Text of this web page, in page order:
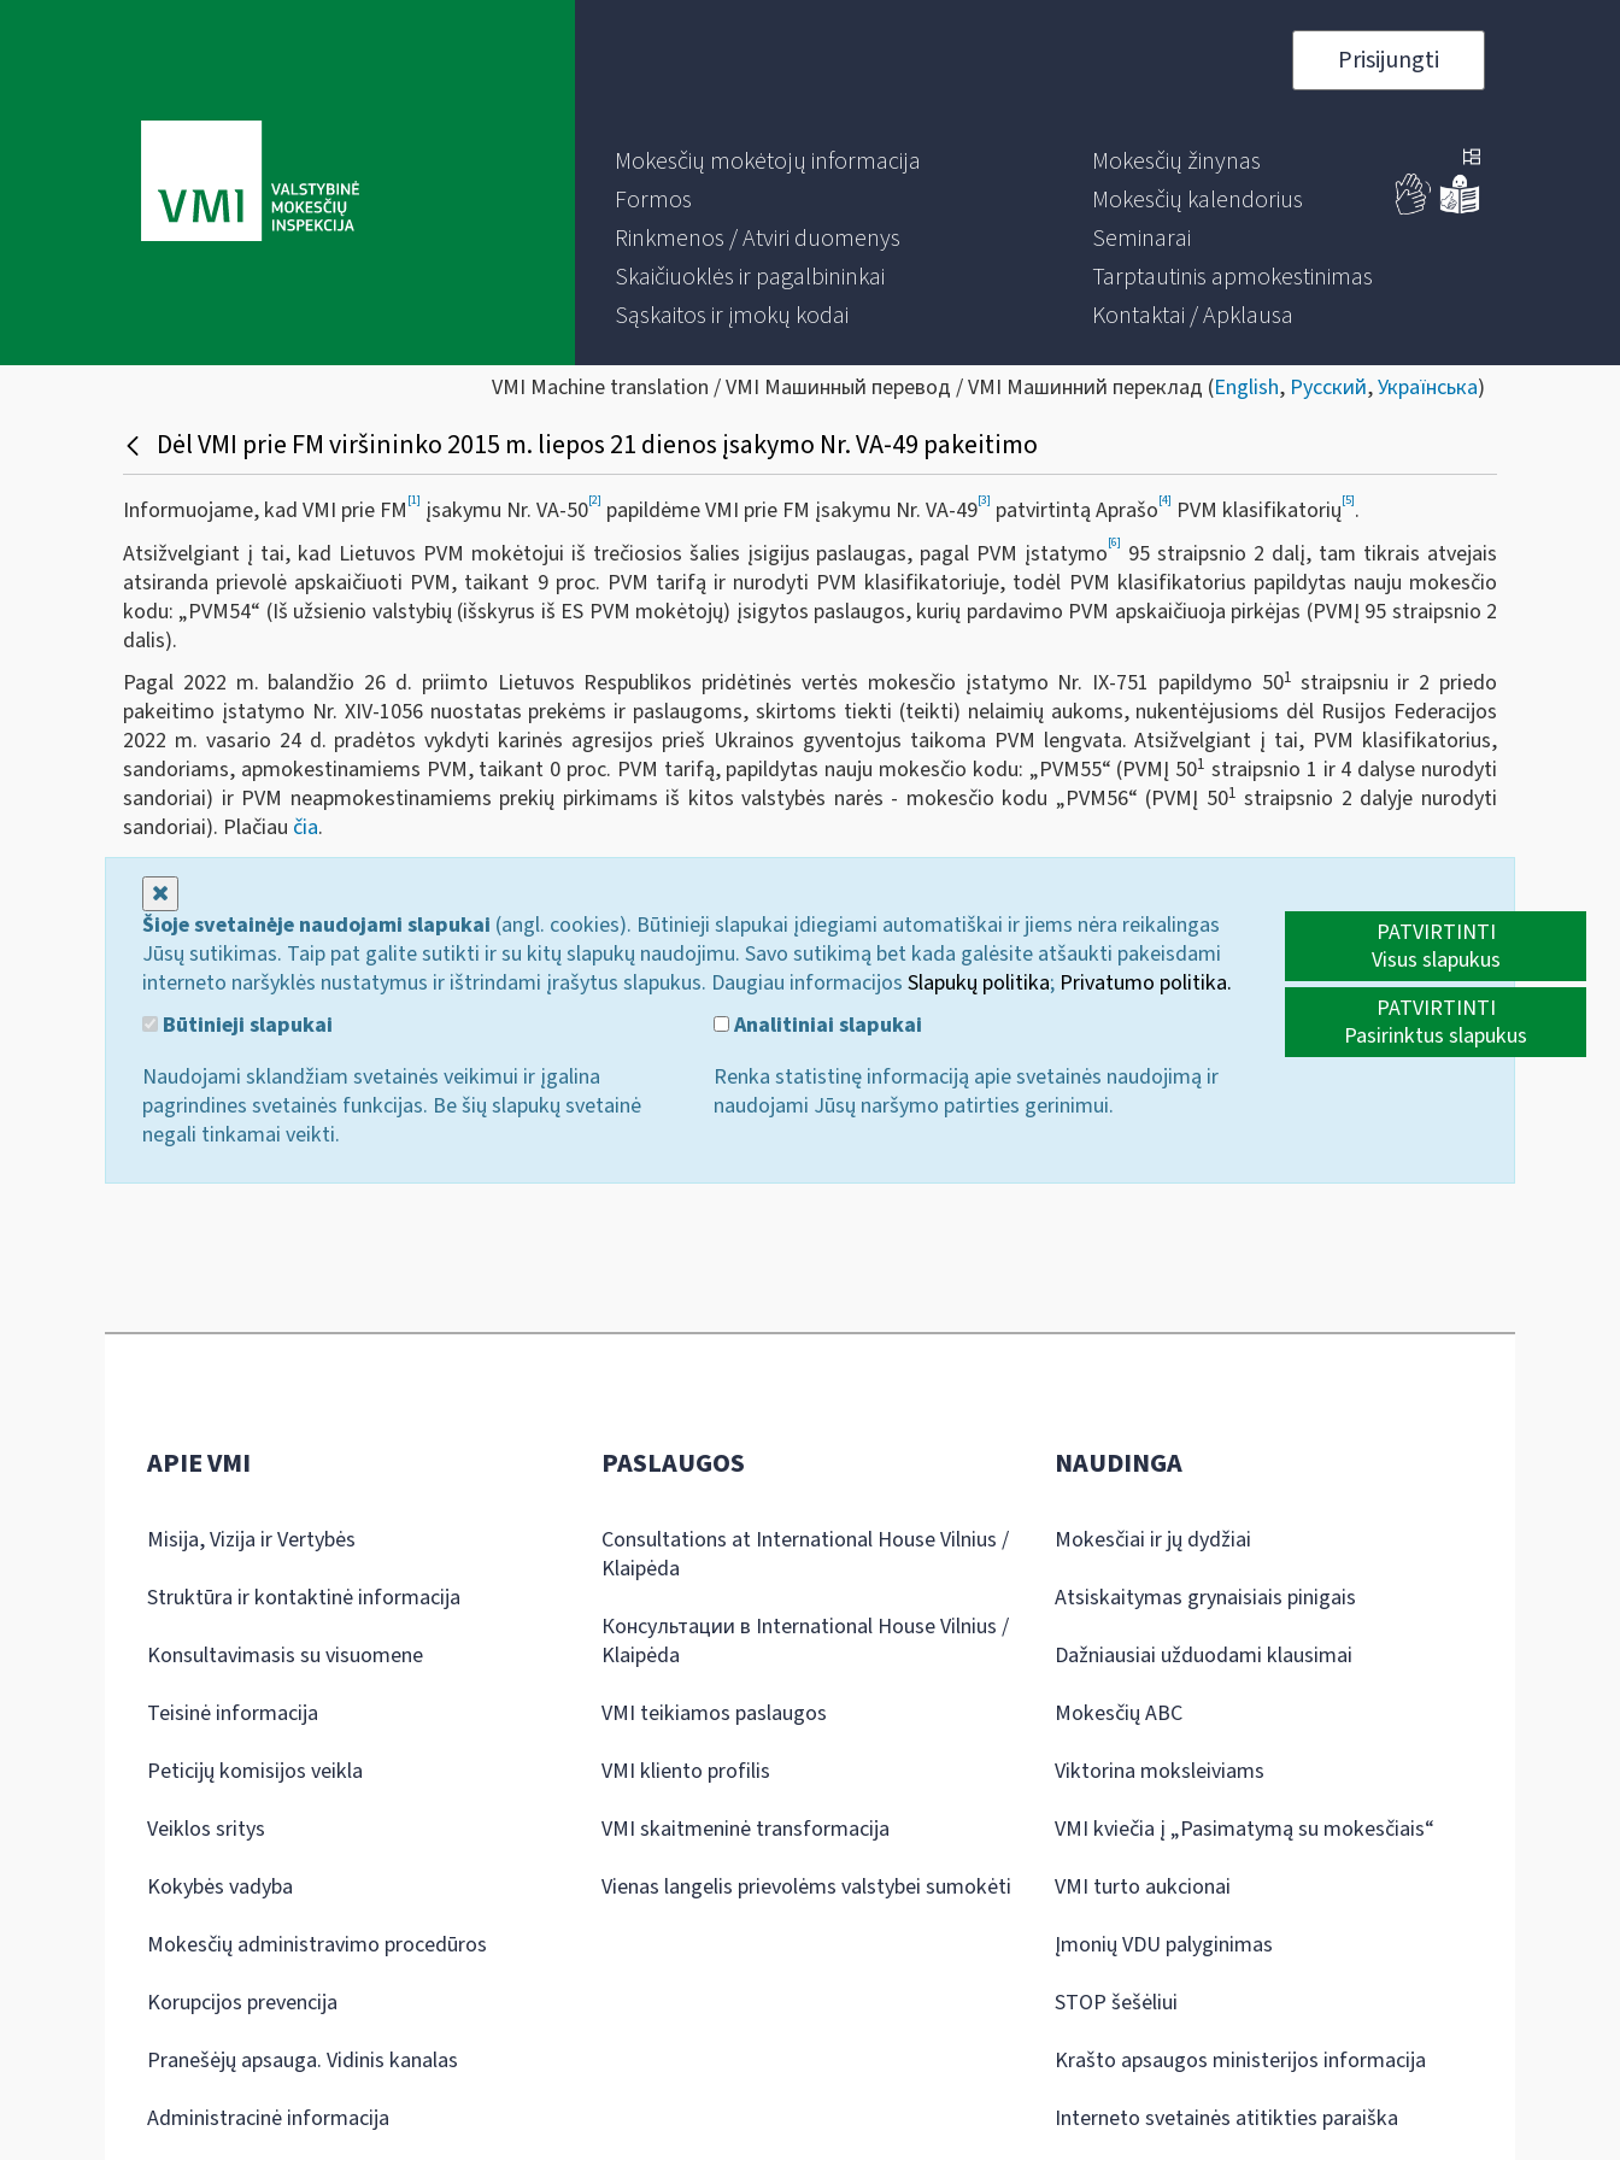
Prisijungti
Mokesčių mokėtojų informacija
Formos
Rinkmenos / Atviri duomenys
Skaičiuoklės ir pagalbininkai
Sąskaitos ir įmokų kodai
Mokesčių žinynas
Mokesčių kalendorius
Seminarai
Tarptautinis apmokestinimas
Kontaktai / Apklausa
VMI Machine translation / VMI Машинный перевод / VMI Машинний переклад (English, Русский,Українська)
Dėl VMI prie FM viršininko 2015 m. liepos 21 dienos įsakymo Nr. VA-49 pakeitimo
Informuojame, kad VMI prie FM [1] įsakymu Nr. VA-50[2] papildėme VMI prie FM įsakymu Nr. VA-49[3] patvirtintą Aprašo[4] PVM klasifikatorių[5].
Atsižvelgiant į tai, kad Lietuvos PVM mokėtojui iš trečiosios šalies įsigijus paslaugas, pagal PVM įstatymo[6] 95 straipsnio 2 dalį, tam tikrais atvejais
atsiranda prievolė apskaičiuoti PVM, taikant 9 proc. PVM tarifą ir nurodyti PVM klasifikatoriuje, todėl PVM klasifikatorius papildytas nauju mokesčio
kodu: „PVM54“ (Iš užsienio valstybių (išskyrus iš ES PVM mokėtojų) įsigytos paslaugos, kurių pardavimo PVM apskaičiuoja pirkėjas (PVMĮ 95 straipsnio 2
dalis).
Pagal 2022 m. balandžio 26 d. priimto Lietuvos Respublikos pridėtinės vertės mokesčio įstatymo Nr. IX-751 papildymo 501 straipsniu ir 2 priedo
pakeitimo įstatymo Nr. XIV-1056 nuostatas prekėms ir paslaugoms, skirtoms tiekti (teikti) nelaimių aukoms, nukentėjusioms dėl Rusijos Federacijos
2022 m. vasario 24 d. pradėtos vykdyti karinės agresijos prieš Ukrainos gyventojus taikoma PVM lengvata. Atsižvelgiant į tai, PVM klasifikatorius,
sandoriams, apmokestinamiems PVM, taikant 0 proc. PVM tarifą, papildytas nauju mokesčio kodu: „PVM55“ (PVMĮ 501 straipsnio 1 ir 4 dalyse nurodyti
sandoriai) ir PVM neapmokestinamiems prekių pirkimams iš kitos valstybės narės - mokesčio kodu „PVM56“ (PVMĮ 501 straipsnio 2 dalyje nurodyti
sandoriai). Plačiau čia.
Šioje svetainėje naudojami slapukai (angl. cookies). Būtinieji slapukai įdiegiami automatiškai ir jiems nėra reikalingas
Jūsų sutikimas. Taip pat galite sutikti ir su kitų slapukų naudojimu. Savo sutikimą bet kada galėsite atšaukti pakeisdami
interneto naršyklės nustatymus ir ištrindami įrašytus slapukus. Daugiau informacijos Slapukų politika; Privatumo politika.
Būtinieji slapukai
Naudojami sklandžiam svetainės veikimui ir įgalina
pagrindines svetainės funkcijas. Be šių slapukų svetainė
negali tinkamai veikti.
Analitiniai slapukai
Renka statistinę informaciją apie svetainės naudojimą ir
naudojami Jūsų naršymo patirties gerinimui.
PATVIRTINTI
Visus slapukus
PATVIRTINTI
Pasirinktus slapukus
APIE VMI
Misija, Vizija ir Vertybės
Struktūra ir kontaktinė informacija
Konsultavimasis su visuomene
Teisinė informacija
Peticijų komisijos veikla
Veiklos sritys
Kokybės vadyba
Mokesčių administravimo procedūros
Korupcijos prevencija
Pranešėjų apsauga. Vidinis kanalas
Administracinė informacija
PASLAUGOS
Consultations at International House Vilnius /
Klaipėda
Консультации в International House Vilnius /
Klaipėda
VMI teikiamos paslaugos
VMI kliento profilis
VMI skaitmeninė transformacija
Vienas langelis prievolėms valstybei sumokėti
NAUDINGA
Mokesčiai ir jų dydžiai
Atsiskaitymas grynaisiais pinigais
Dažniausiai užduodami klausimai
Mokesčių ABC
Viktorina moksleiviams
VMI kviečia į „Pasimatymą su mokesčiais“
VMI turto aukcionai
Įmonių VDU palyginimas
STOP šešėliui
Krašto apsaugos ministerijos informacija
Interneto svetainės atitikties paraiška